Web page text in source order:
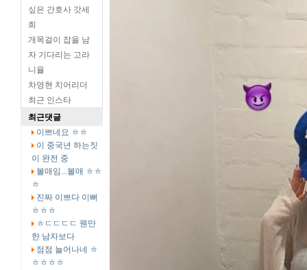
싶은 간호사 갓세
희
개목걸이 잡을 남
자 기다리는 고라
니율
차영현 치어리더
최근 인스타
최근댓글
이쁘네요 ㅎㅎ
이 중국년 하는짓
이 완전 중
볼매임...볼매 ㅎㅎ
ㅎ
진짜 이쁘다 이뻐
ㅎㅎㅎ
ㅎㄷㄷㄷㄷ 웬만
한 남자보다
점점 늘어나네 ㅎ
ㅎㅎㅎㅎ